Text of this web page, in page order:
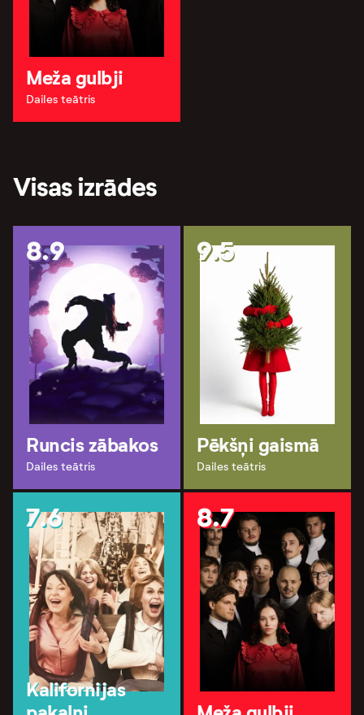
Meža gulbji
Dailes teātris
Visas izrādes
8.9
Runcis zābakos
Dailes teātris
9.5
Pēkšņi gaismā
Dailes teātris
7.6
Kalifornijas
8.7